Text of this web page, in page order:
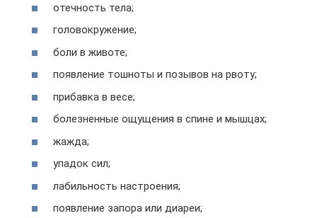
отечность тела;
головокружение;
боли в животе;
появление тошноты и позывов на рвоту;
прибавка в весе;
болезненные ощущения в спине и мышцах;
жажда;
упадок сил;
лабильность настроения;
появление запора или диареи;